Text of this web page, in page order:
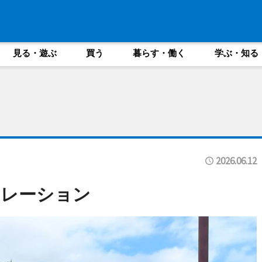
見る・遊ぶ 買う 暮らす・働く 学ぶ・知る
2026.06.12
ーション